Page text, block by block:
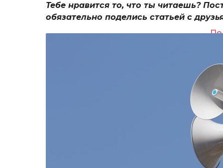
Тебе нравится то, что ты читаешь?
обязательно поделись статьей с